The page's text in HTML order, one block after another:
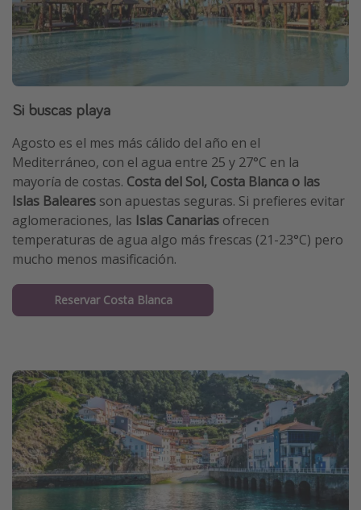
Si buscas playa
Agosto es el mes más cálido del año en el
Mediterráneo, con el agua entre 25 y 27°C en la
mayoría de costas. Costa del Sol, Costa Blanca o las
Islas Baleares son apuestas seguras. Si prefieres evitar
aglomeraciones, las Islas Canarias ofrecen
temperaturas de agua algo más frescas (21-23°C) pero
mucho menos masificación.
Reservar Costa Blanca